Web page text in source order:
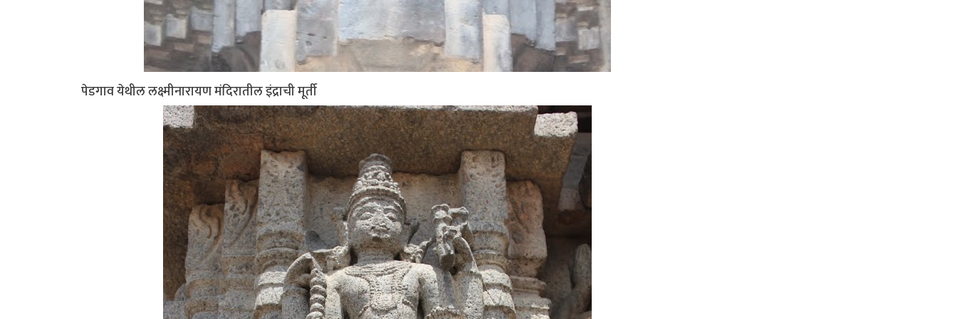
पेडगाव येथील लक्ष्मीनारायण मंदिरातील इंद्राची मूर्ती